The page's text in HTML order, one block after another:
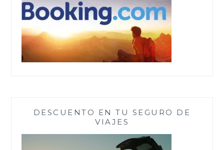
DESCUENTO EN TU SEGURO DE
VIAJES